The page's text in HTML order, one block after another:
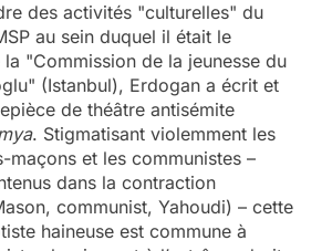
des activités "culturelles" du
au sein duquel il était le
"Commission de la jeunesse du
(Istanbul), Erdogan a écrit et
de théâtre antisémite
. Stigmatisant violemment les
maçons et les communistes –
dans la contraction
communist, Yahoudi) – cette
haineuse est commune à